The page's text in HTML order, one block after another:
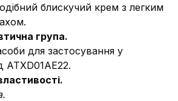
блискучий крем з легким
група.
для застосування у
АТХD01AE22.